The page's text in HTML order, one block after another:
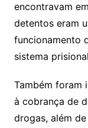
encontravam
detentos eram
funcionamento
sistema
Também foram
à cobrança de
drogas, além